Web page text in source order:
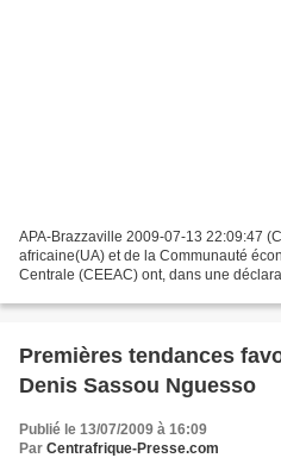
APA-Brazzaville 2009-07-13 22:09:47
africaine(UA) et de la Communauté
Centrale (CEEAC) ont, dans une
Premières tendances
Denis Sassou Nguesso
Publié le 13/07/2009 à 16:09
Par Centrafrique-Presse.com